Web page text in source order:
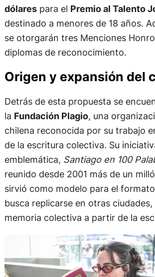
dólarespara el Premio al Talento
destinado a menores de 18 años.
se otorgarán tres Menciones
diplomas de reconocimiento.
Origen y expansión del
Detrás de esta propuesta se
la Fundación Plagio, una
chilena reconocida por su trabajo
de la escritura colectiva. Su
emblemática, Santiago en 100
reunido desde 2001 más de un
sirvió como modelo para el
busca replicarse en otras
memoria colectiva a partir de la